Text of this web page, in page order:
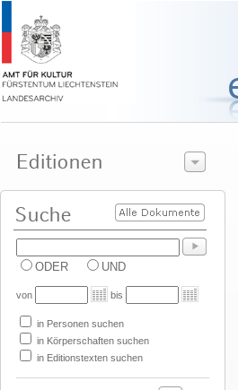
ODER UND
von bis
in Personen suchen
in Körperschaften suchen
in Editionstexten suchen